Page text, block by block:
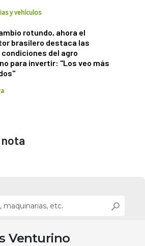
y vehículos
rotundo, ahora el
brasilero destaca las
condiciones del agro
para invertir: "Los veo más
Venturino